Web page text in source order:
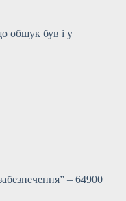
обшук був і у
– 64900